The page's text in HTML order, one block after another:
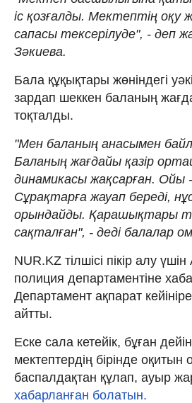
іс қозғалды. Мектептің
сапасы тексерілуде", - деп
Зәкиева.
Бала құқықтары жөніндегі
зардап шеккен баланың
тоқталды.
"Мен баланың анасымен
Баланың жағдайы қазір
динамикасы жақсарған. Ойы
Сұрақтарға жауап береді,
орындайды. Қарашықтары
сақталған", - деді балалар
NUR.KZ тілшісі пікір алу
полиция департаментіне
Департамент ақпарат
айтты.
Еске сала кетейік, бұған
мектептердің бірінде
баспалдақтан құлап, ауыр
хабарланған болатын.